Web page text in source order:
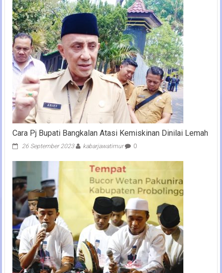
Cara Pj Bupati Bangkalan Atasi Kemiskinan Dinilai Lemah
26 September 2023 kabarjawatimur 0